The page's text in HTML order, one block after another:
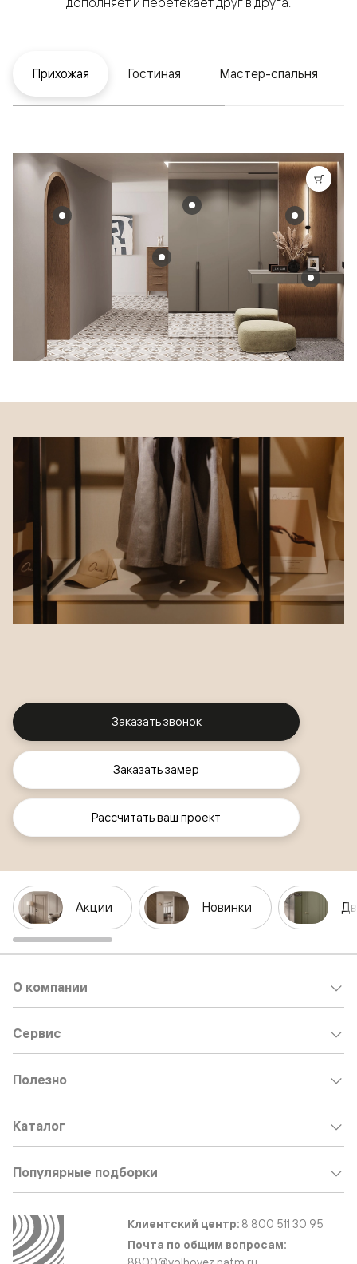
Прихожая Гостиная Мастер-спальня
Заказать звонок
Заказать замер
Рассчитать ваш проект
Акции Новинки
О компании
Сервис
Полезно
Каталог
Популярные подборки
Клиентский центр: 8 800 511 30 95
Почта по общим вопросам: